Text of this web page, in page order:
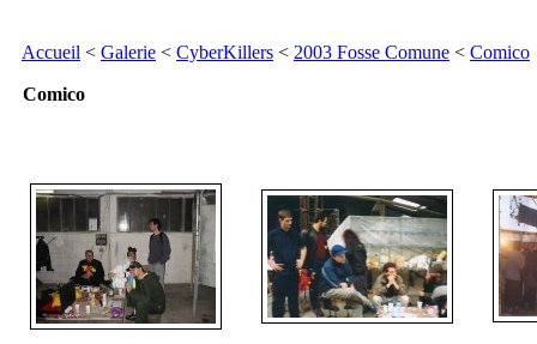
Accueil < Galerie < CyberKillers < 2003 Fosse Comune < Comico
Comico